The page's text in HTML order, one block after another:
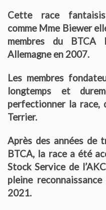
Expositions
Calendrier des expositions
La confirmation
Conditions pour
Comment devenir champion
LISTE DES
Cette race
comme Mme Biewer
membres du
Allemagne en 2007.
Les membres
longtemps et
perfectionner la race,
Terrier.
Après des années de
BTCA, la race a été
Stock Service de
pleine
2021.